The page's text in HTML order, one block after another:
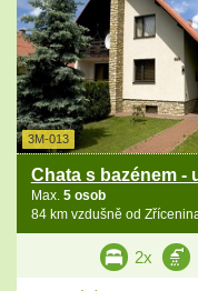
3M-013
Chata s bazénem -
Max. 5 osob
84 km vzdušně od
2x